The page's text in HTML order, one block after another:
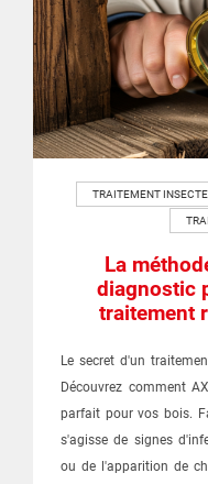
TRAITEMENT
La
diagnostic
traitement
Le secret d'un
Découvrez comment
parfait pour vos bois.
s'agisse de signes
ou de l'apparition de